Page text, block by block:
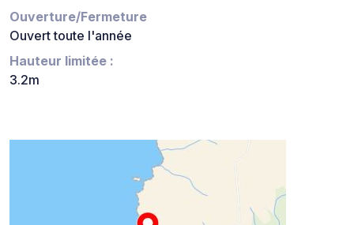
Ouverture/Fermeture
Ouvert toute l'année
Hauteur limitée :
3.2m